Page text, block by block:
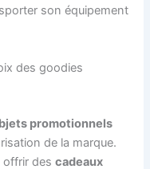
son équipement
des goodies
promotionnels
de la marque.
offrir descadeaux